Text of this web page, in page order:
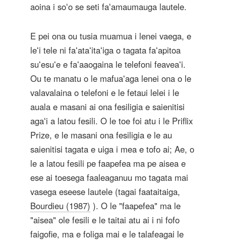
aoina i soʻo se seti faʻamaumauga lautele.
E pei ona ou tusia muamua i lenei vaega, e
leʻi tele ni faʻataʻitaʻiga o tagata faʻapitoa
suʻesuʻe e faʻaaogaina le telefoni feaveaʻi.
Ou te manatu o le mafuaʻaga lenei ona o le
valavalaina o telefoni e le fetaui lelei i le
auala e masani ai ona fesiligia e saienitisi
agaʻi a latou fesili. O le toe foi atu i le Priflix
Prize, e le masani ona fesiligia e le au
saienitisi tagata e uiga i mea e tofo ai; Ae, o
le a latou fesili pe faapefea ma pe aisea e
ese ai toesega faaleaganuu mo tagata mai
vasega eseese lautele (tagai faataitaiga,
Bourdieu (1987) ). O le "faapefea" ma le
"aisea" ole fesili e le taitai atu ai i ni fofo
faigofie, ma e foliga mai e le talafeagai le